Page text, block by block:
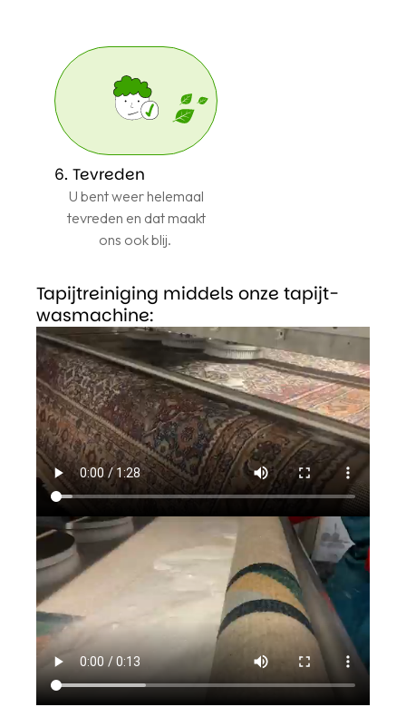
6. Tevreden
U bent weer helemaal
tevreden en dat maakt
ons ook blij.
Tapijtreiniging middels onze tapijt-
wasmachine: